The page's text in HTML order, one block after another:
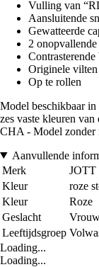
Vulling van
Aansluitende
Gewatteerde
2
Contrasterende
Originele
Op te rollen
Model beschikbaar
zes vaste kleuren
CHA - Model zonder
Aanvullende
Merk
JOTT
Kleur
roze
Kleur
Roze
Geslacht
Leeftijdsgroep
Loading...
Loading...